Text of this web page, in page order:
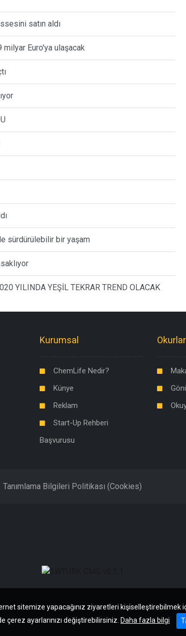
satın aldı
milyar Euro'ya ulaşacak
sürdürülebilir bir yaşam
YILINDA YEŞİL TEKRAR TREND OLACAK
sitemize yapacağınız ziyaretleri kişiselleştirebilmek
çerez ayarlarınızı değiştirebilirsiniz. Daha fazla bilgi
Kurumsal
ChemLife Nedir?
Künye
Reklam
Start-Up Rehberi
Başvurusu
Tanımlama Bilgileri Politikası (Cookies)